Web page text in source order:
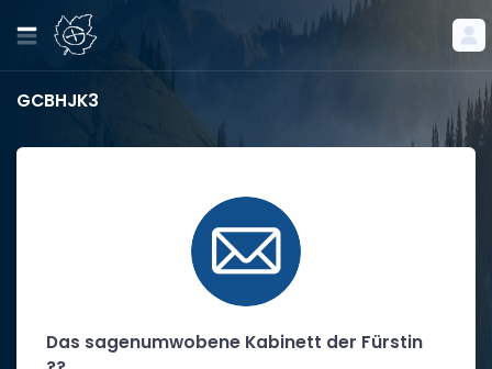
GCBHJK3
Das sagenumwobene Kabinett der Fürstin